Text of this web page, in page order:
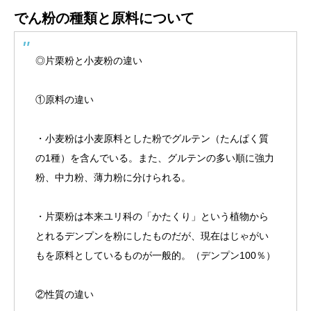
でん粉の種類と原料について
◎片栗粉と小麦粉の違い
①原料の違い
・小麦粉は小麦原料とした粉でグルテン（たんぱく質
の1種）を含んでいる。また、グルテンの多い順に強力
粉、中力粉、薄力粉に分けられる。
・片栗粉は本来ユリ科の「かたくり」という植物から
とれるデンプンを粉にしたものだが、現在はじゃがい
もを原料としているものが一般的。（デンプン100％）
②性質の違い